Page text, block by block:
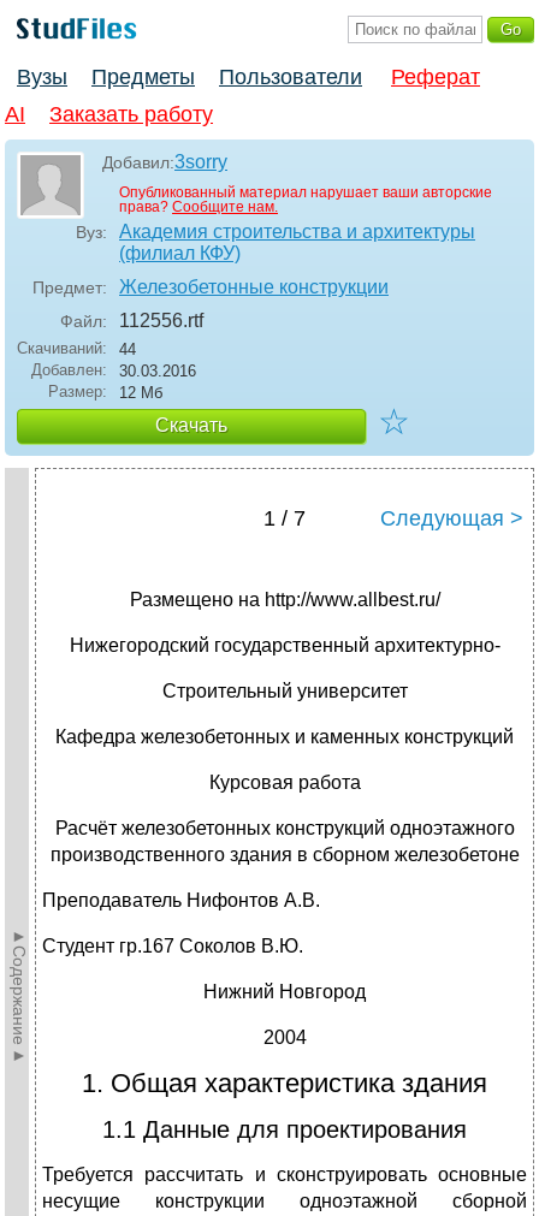
Вузы Предметы Пользователи
Реферат
AI
Заказать работу
Добавил:3sorry
Опубликованный материал нарушает ваши авторские
права? Сообщите нам.
Вуз:
Академия строительства и архитектуры
(филиал КФУ)
Предмет: Железобетонные конструкции
Файл: 112556.rtf
Скачиваний:
44
Добавлен:
30.03.2016
Размер:
12 Мб
Скачать ☆
►Содержание►
1 / 7 Следующая >
Размещено на http://www.allbest.ru/
Нижегородский государственный архитектурно-
Строительный университет
Кафедра железобетонных и каменных конструкций
Курсовая работа
Расчёт железобетонных конструкций одноэтажного
производственного здания в сборном железобетоне
Преподаватель Нифонтов А.В.
Студент гр.167 Соколов В.Ю.
Нижний Новгород
2004
1. Общая характеристика здания
1.1 Данные для проектирования
Требуется рассчитать и сконструировать основные
несущие конструкции одноэтажной сборной